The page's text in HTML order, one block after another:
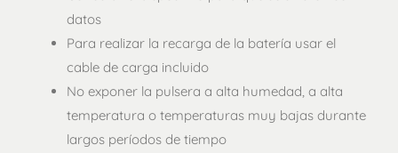
datos
Para realizar la recarga de la batería usar el
cable de carga incluido
No exponer la pulsera a alta humedad, a alta
temperatura o temperaturas muy bajas durante
largos períodos de tiempo